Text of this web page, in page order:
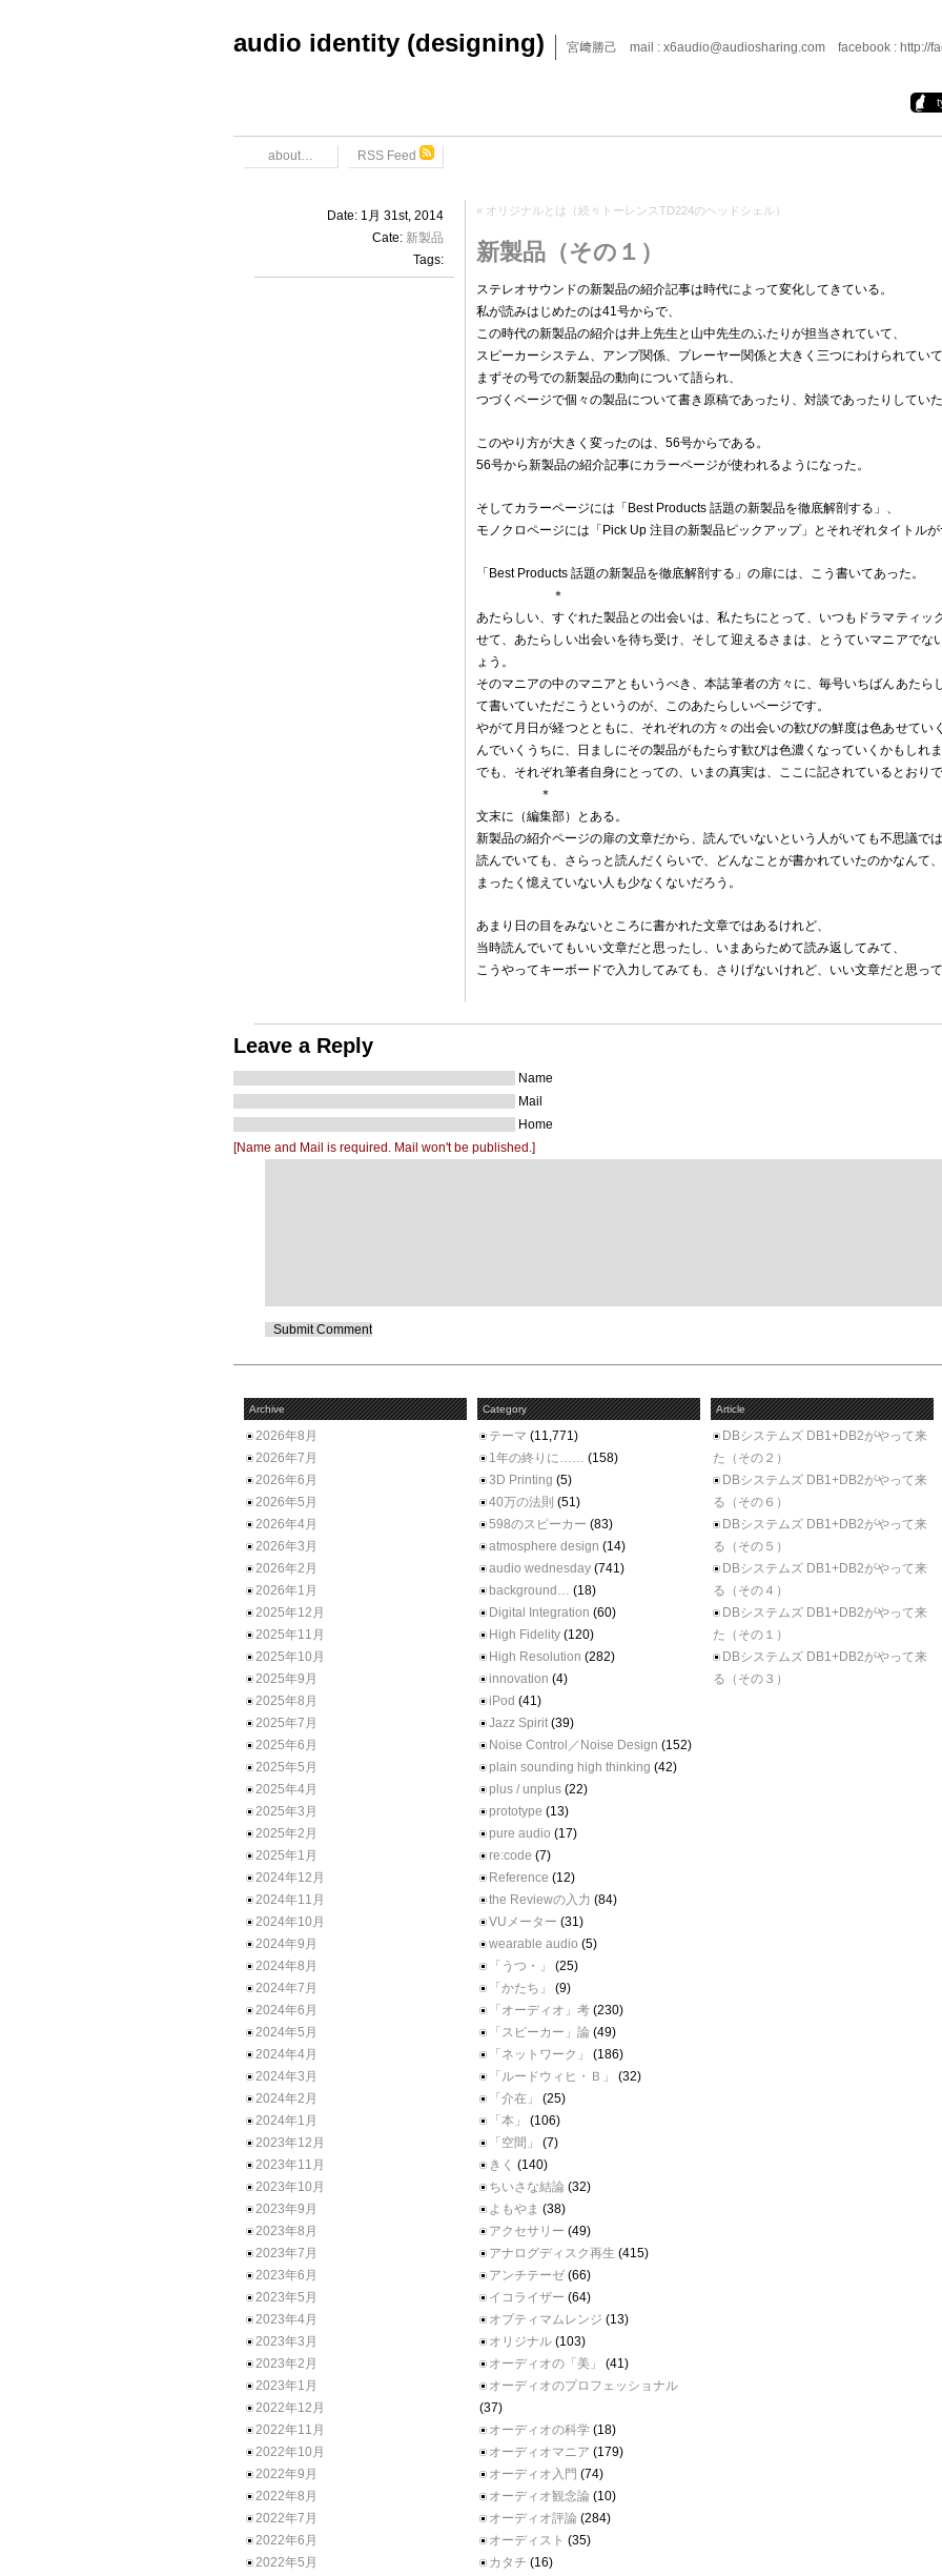
audio identity (designing) 宮﨑勝己 mail : x6audio@audiosharing.com facebook : http://
about… RSS Feed
Date: 1月 31st, 2014
Cate: 新製品
Tags:
« オリジナルとは（続々トーレンスTD224のヘッドシェル）
新製品（その１）
ステレオサウンドの新製品の紹介記事は時代によって変化してきている。
私が読みはじめたのは41号からで、
この時代の新製品の紹介は井上先生と山中先生のふたりが担当されていて、
スピーカーシステム、アンプ関係、プレーヤー関係と大きく三つにわけられていて
まずその号での新製品の動向について語られ、
つづくページで個々の製品について書き原稿であったり、対談であったりしていた
このやり方が大きく変ったのは、56号からである。
56号から新製品の紹介記事にカラーページが使われるようになった。
そしてカラーページには「Best Products 話題の新製品を徹底解剖する」、
モノクロページには「Pick Up 注目の新製品ピックアップ」とそれぞれタイトルが
「Best Products 話題の新製品を徹底解剖する」の扉には、こう書いてあった。
＊
あたらしい、すぐれた製品との出会いは、私たちにとって、いつもドラマティッ
せて、あたらしい出会いを待ち受け、そして迎えるさまは、とうていマニアでな
ょう。
そのマニアの中のマニアともいうべき、本誌筆者の方々に、毎号いちばんあたら
て書いていただこうというのが、このあたらしいページです。
やがて月日が経つとともに、それぞれの方々の出会いの歓びの鮮度は色あせてい
んでいくうちに、日ましにその製品がもたらす歓びは色濃くなっていくかもしれま
でも、それぞれ筆者自身にとっての、いまの真実は、ここに記されているとおりで
＊
文末に（編集部）とある。
新製品の紹介ページの扉の文章だから、読んでいないという人がいても不思議では
読んでいても、さらっと読んだくらいで、どんなことが書かれていたのかなんて、
まったく憶えていない人も少なくないだろう。
あまり日の目をみないところに書かれた文章ではあるけれど、
当時読んでいてもいい文章だと思ったし、いまあらためて読み返してみて、
こうやってキーボードで入力してみても、さりげないけれど、いい文章だと思って
Leave a Reply
Name
Mail
Home
[Name and Mail is required. Mail won't be published.]
Archive
2026年8月
2026年7月
2026年6月
2026年5月
2026年4月
2026年3月
2026年2月
2026年1月
2025年12月
2025年11月
2025年10月
2025年9月
2025年8月
2025年7月
2025年6月
2025年5月
2025年4月
2025年3月
2025年2月
2025年1月
2024年12月
2024年11月
2024年10月
2024年9月
2024年8月
2024年7月
2024年6月
2024年5月
2024年4月
2024年3月
2024年2月
2024年1月
2023年12月
2023年11月
2023年10月
2023年9月
2023年8月
2023年7月
2023年6月
2023年5月
2023年4月
2023年3月
2023年2月
2023年1月
2022年12月
2022年11月
2022年10月
2022年9月
2022年8月
2022年7月
2022年6月
2022年5月
Category
テーマ (11,771)
1年の終りに…… (158)
3D Printing (5)
40万の法則 (51)
598のスピーカー (83)
atmosphere design (14)
audio wednesday (741)
background… (18)
Digital Integration (60)
High Fidelity (120)
High Resolution (282)
innovation (4)
iPod (41)
Jazz Spirit (39)
Noise Control／Noise Design (152)
plain sounding high thinking (42)
plus / unplus (22)
prototype (13)
pure audio (17)
re:code (7)
Reference (12)
the Reviewの入力 (84)
VUメーター (31)
wearable audio (5)
「うつ・」
(25)
「かたち」
(9)
「オーディオ」考 (230)
「スピーカー」論 (49)
「ネットワーク」
(186)
「ルードウィヒ・Ｂ」
(32)
「介在」
(25)
「本」
(106)
「空間」
(7)
きく (140)
ちいさな結論 (32)
よもやま (38)
アクセサリー (49)
アナログディスク再生 (415)
アンチテーゼ (66)
イコライザー (64)
オプティマムレンジ (13)
オリジナル (103)
オーディオの「美」
(41)
オーディオのプロフェッショナル
(37)
オーディオの科学 (18)
オーディオマニア (179)
オーディオ入門 (74)
オーディオ観念論 (10)
オーディオ評論 (284)
オーディスト (35)
カタチ (16)
Article
DBシステムズ DB1+DB2がやって来
た（その２）
DBシステムズ DB1+DB2がやって来
る（その６）
DBシステムズ DB1+DB2がやって来
る（その５）
DBシステムズ DB1+DB2がやって来
る（その４）
DBシステムズ DB1+DB2がやって来
た（その１）
DBシステムズ DB1+DB2がやって来
る（その３）